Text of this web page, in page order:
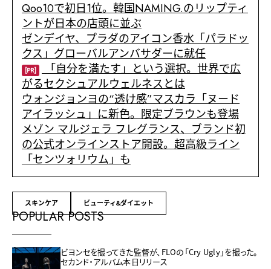
Qoo10で初日1位。韓国NAMING.のリップティ
ントが日本の店頭に並ぶ
ゼンデイヤ、プラダのアイコン香水「パラドッ
クス」グローバルアンバサダーに就任
[PR] 「自分を満たす」という選択。世界で広
がるセクシュアルウェルネスとは
ウォンジョンヨの“透け感”マスカラ「ヌード
アイラッシュ」に新色。限定ブラウンも登場
メゾン マルジェラ フレグランス、ブランド初
の公式オンラインストア開設。超高級ライン
「センツォリウム」も
スキンケア ビューティ&ダイエット
POPULAR POSTS
ビヨンセを撮ってきた監督が、FLOの「Cry Ugly」を撮った。
セカンド・アルバム本日リリース